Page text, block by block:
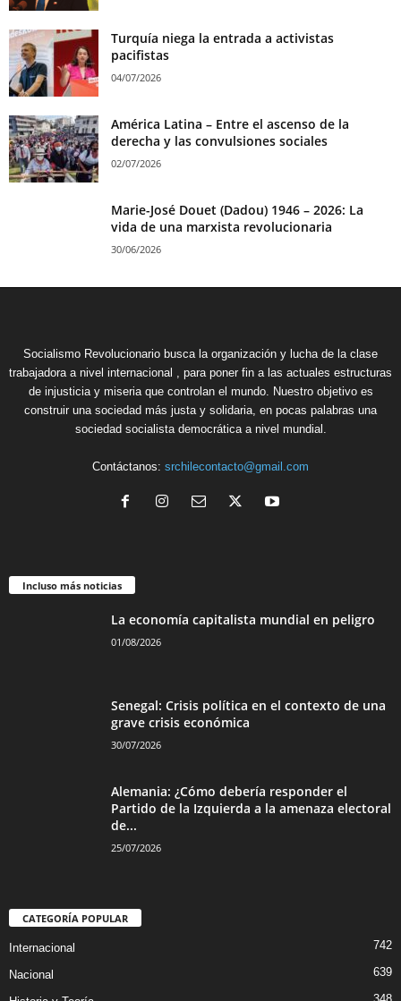
Turquía niega la entrada a activistas
pacifistas
04/07/2026
América Latina – Entre el ascenso de la
derecha y las convulsiones sociales
02/07/2026
Marie-José Douet (Dadou) 1946 – 2026: La
vida de una marxista revolucionaria
30/06/2026
Socialismo Revolucionario busca la organización y lucha de la clase
trabajadora a nivel internacional , para poner fin a las actuales estructuras
de injusticia y miseria que controlan el mundo. Nuestro objetivo es
construir una sociedad más justa y solidaria, en pocas palabras una
sociedad socialista democrática a nivel mundial.
Contáctanos: srchilecontacto@gmail.com
Incluso más noticias
La economía capitalista mundial en peligro
01/08/2026
Senegal: Crisis política en el contexto de una
grave crisis económica
30/07/2026
Alemania: ¿Cómo debería responder el
Partido de la Izquierda a la amenaza electoral
de...
25/07/2026
CATEGORÍA POPULAR
Internacional 742
Nacional 639